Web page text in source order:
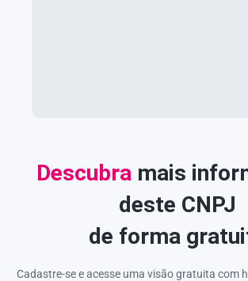
Descubra mais
deste CNPJ
de forma
Cadastre-se e acesse uma visão gratuita com